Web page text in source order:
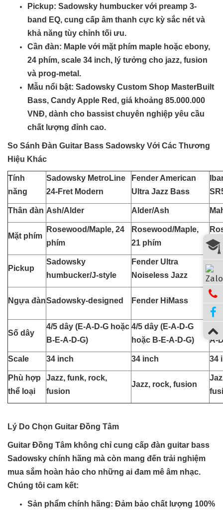
Pickup: Sadowsky humbucker với preamp 3-
band EQ, cung cấp âm thanh cực kỳ sắc nét và
khả năng tùy chỉnh tối ưu.
Cần đàn: Maple với mặt phím maple hoặc ebony,
24 phím, scale 34 inch, lý tưởng cho jazz, fusion
và prog-metal.
Mẫu nổi bật: Sadowsky Custom Shop MasterBuilt
Bass, Candy Apple Red, giá khoảng 85.000.000
VNĐ, dành cho bassist chuyên nghiệp yêu cầu
chất lượng đỉnh cao.
So Sánh Đàn Guitar Bass Sadowsky Với Các Thương
Hiệu Khác
Tính
năng
Sadowsky MetroLine
24-Fret Modern
Fender American
Ultra Jazz Bass
Thân đàn Ash/Alder Alder/Ash
Mặt phím
Rosewood/Maple, 24
phím
Rosewood/Maple,
21 phím
24
Pickup
Sadowsky
humbucker/J-style
Fender Ultra
Noiseless Jazz
Ngựa đànSadowsky-designed Fender HiMass
Số dây
4/5 dây (E-A-D-G hoặc
B-E-A-D-G)
4/5 dây (E-A-D-G
hoặc B-E-A-D-G)
5
A-
Scale 34 inch 34 inch 34
Phù hợp
thể loại
Jazz, funk, rock,
fusion
Jazz, rock, fusion
Lý Do Chọn Guitar Đồng Tâm
Guitar Đồng Tâm không chỉ cung cấp đàn guitar bass
Sadowsky chính hãng mà còn mang đến trải nghiệm
mua sắm hoàn hảo cho những ai đam mê âm nhạc.
Chúng tôi cam kết:
Sản phẩm chính hãng: Đảm bảo chất lượng 100%